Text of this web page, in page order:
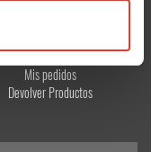
Contacto
Mis pedidos
Devolver Productos